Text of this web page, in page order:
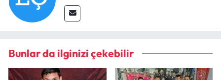
Bunlar da ilginizi çekebilir